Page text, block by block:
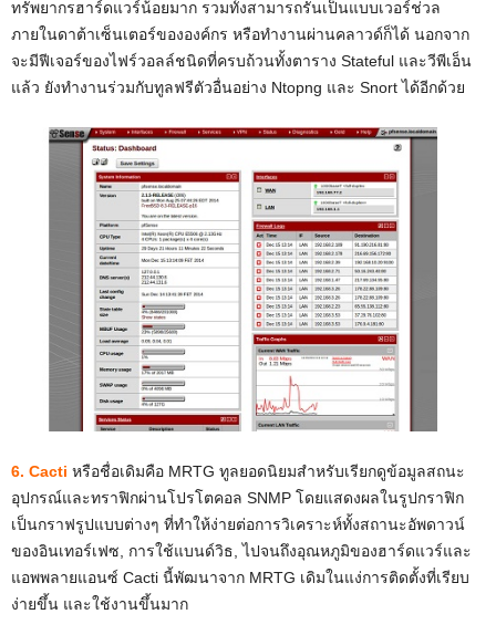
ทรัพยากรฮาร์ดแวร์น้อยมาก รวมทั้งสามารถรันเป็นแบบเวอร์ช่วล
ภายในดาต้าเซ็นเตอร์ขององค์กร หรือทำงานผ่านคลาวด์ก็ได้ นอกจาก
จะมีฟีเจอร์ของไฟร์วอลล์ชนิดที่ครบถ้วนทั้งตาราง Stateful และวีพีเอ็น
แล้ว ยังทำงานร่วมกับทูลฟรีตัวอื่นอย่าง Ntopng และ Snort ได้อีกด้วย
6. Cacti หรือชื่อเดิมคือ MRTG ทูลยอดนิยมสำหรับเรียกดูข้อมูลสถนะ
อุปกรณ์และทราฟิกผ่านโปรโตคอล SNMP โดยแสดงผลในรูปกราฟิก
เป็นกราฟรูปแบบต่างๆ ที่ทำให้ง่ายต่อการวิเคราะห์ทั้งสถานะอัพดาวน์
ของอินเทอร์เฟซ, การใช้แบนด์วิธ, ไปจนถึงอุณหภูมิของฮาร์ดแวร์และ
แอพพลายแอนซ์ Cacti นี้พัฒนาจาก MRTG เดิมในแง่การติดตั้งที่เรียบ
ง่ายขึ้น และใช้งานขึ้นมาก